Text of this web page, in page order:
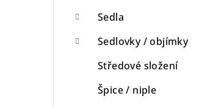
Sedla
Sedlovky / objímky
Středové složení
Špice / niple